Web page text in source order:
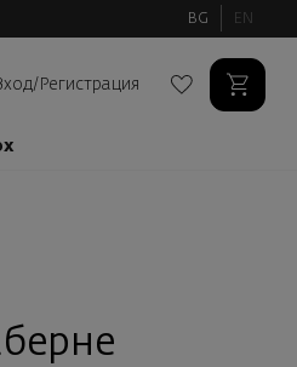
BG EN
/ Регистрация